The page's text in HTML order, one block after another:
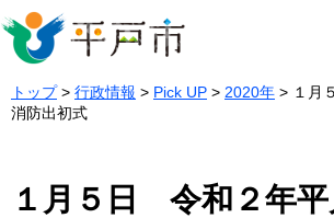
トップ> 行政情報 > Pick UP > 2020年 > １月
消防出初式
１月５日 令和２年平